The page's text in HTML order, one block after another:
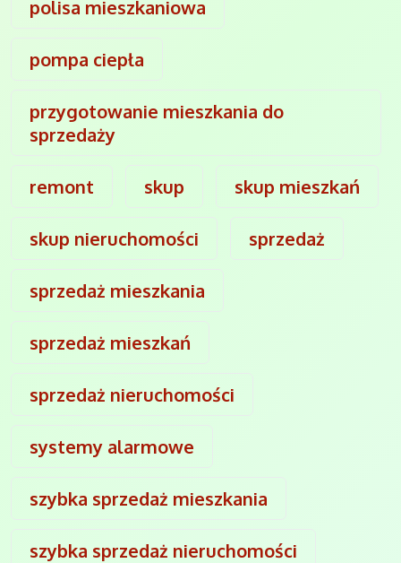
polisa mieszkaniowa
pompa ciepła
przygotowanie mieszkania do
sprzedaży
remont skup skup mieszkań
skup nieruchomości sprzedaż
sprzedaż mieszkania
sprzedaż mieszkań
sprzedaż nieruchomości
systemy alarmowe
szybka sprzedaż mieszkania
szybka sprzedaż nieruchomości